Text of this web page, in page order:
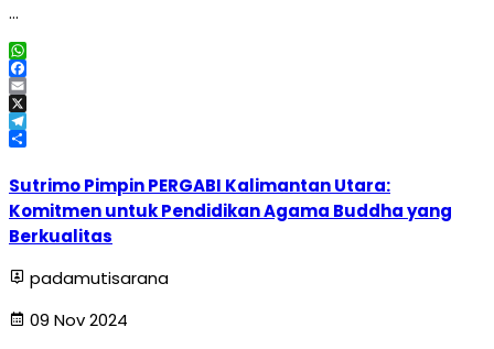
…
WhatsApp
Facebook
Email
X
Telegram
Sutrimo Pimpin PERGABI Kalimantan Utara:
Komitmen untuk Pendidikan Agama Buddha yang
Berkualitas
padamutisarana
09 Nov 2024